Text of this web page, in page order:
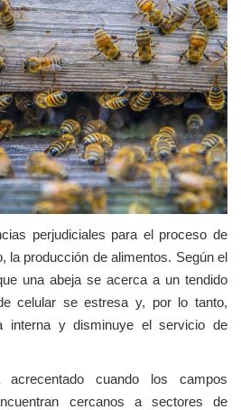
perjudiciales para el proceso de
la producción de alimentos. Según el
una abeja se acerca a un tendido
celular se estresa y, por lo tanto,
interna y disminuye el servicio de
cuando los campos
cercanos a sectores de